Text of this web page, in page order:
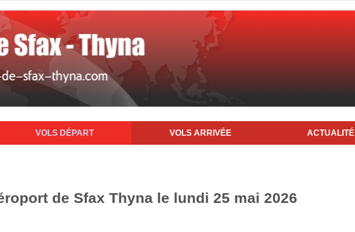
VOLS DÉPART VOLS ARRIVÉE ACTUALITÉ
de Sfax Thyna le lundi 25 mai 2026